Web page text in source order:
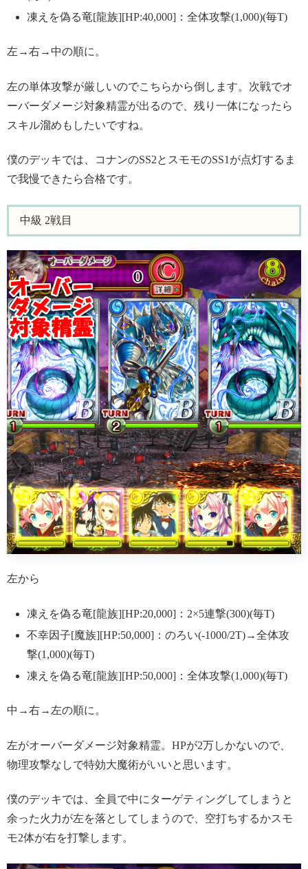
凍えを偽る竜[龍族][HP:40,000]：全体攻撃(1,000)(毎T)
左→右→中の順に。
左の単体攻撃が厳しいのでこちらから倒します。次戦でオ
ーバーダメージ対象精霊が出るので、残り一体になったら
スキル溜めもしたいですね。
僕のデッキでは、コナンのSS2とスモモのSS1が点灯するま
で我慢できたら合格です。
中級 2戦目
左から
凍えを偽る竜[龍族][HP:20,000]：2×5連撃(300)(毎T)
不幸因子[魔族][HP:50,000]：のろい(-1000/2T)→全体攻
撃(1,000)(毎T)
凍えを偽る竜[龍族][HP:50,000]：全体攻撃(1,000)(毎T)
中→右→左の順に。
左がオーバーダメージ対象精霊。HPが2万しかないので、
物理攻撃なしで特効大魔術がいいと思います。
僕のデッキでは、全員で中にターゲティングしてしまうと
余った火力が左を落としてしまうので、空打ちするかスモ
モ2体が右を打撃します。